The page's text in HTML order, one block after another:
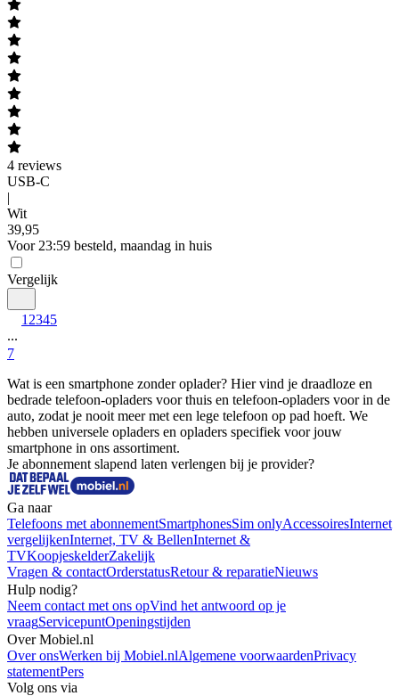
4 reviews
USB-C
|
Wit
39,95
Voor 23:59 besteld, maandag in huis
Vergelijk
1 2345
...
7
Wat is een smartphone zonder oplader? Hier vind je draadloze en
bedrade telefoon-opladers voor thuis en telefoon-opladers voor in de
auto, zodat je nooit meer met een lege telefoon op pad hoeft. We
hebben universele opladers en opladers specifiek voor jouw
smartphone in ons assortiment.
Je abonnement slapend laten verlengen bij je provider?
Ga naar
Telefoons met abonnementSmartphonesSim onlyAccessoiresInternet
vergelijkenInternet, TV & BellenInternet &
TVKoopjeskelderZakelijk
Vragen & contactOrderstatusRetour & reparatieNieuws
Hulp nodig?
Neem contact met ons opVind het antwoord op je
vraagServicepuntOpeningstijden
Over Mobiel.nl
Over onsWerken bij Mobiel.nlAlgemene voorwaardenPrivacy
statementPers
Volg ons via